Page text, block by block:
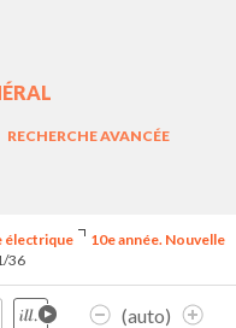
RECHERCHE AVANCÉE
électrique
10e année. Nouvelle
36
(auto)